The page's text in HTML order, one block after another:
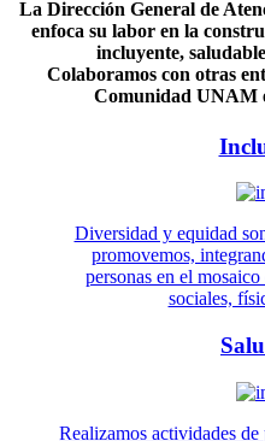
La Dirección General de
enfoca su labor en la
incluyente,
Colaboramos con otras
Comunidad UNAM
Diversidad y equidad
promovemos,
personas en el
sociales,
Realizamos actividades